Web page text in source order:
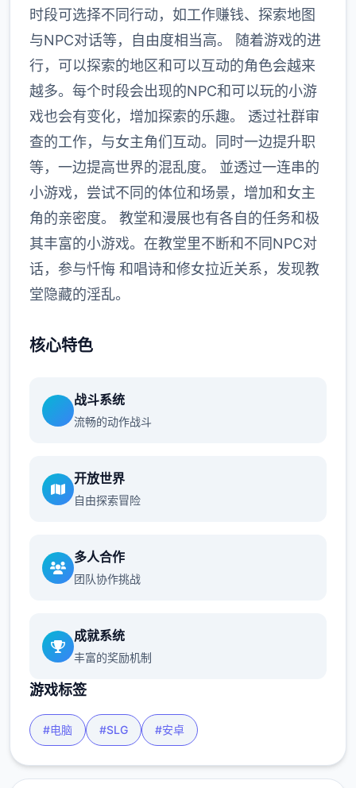
时段可选择不同行动，如工作赚钱、探索地图
与NPC对话等，自由度相当高。 随着游戏的进
行，可以探索的地区和可以互动的角色会越来
越多。每个时段会出现的NPC和可以玩的小游
戏也会有变化，增加探索的乐趣。 透过社群审
查的工作，与女主角们互动。同时一边提升职
等，一边提高世界的混乱度。 並透过一连串的
小游戏，尝试不同的体位和场景，增加和女主
角的亲密度。 教堂和漫展也有各自的任务和极
其丰富的小游戏。在教堂里不断和不同NPC对
话，参与忏悔 和唱诗和修女拉近关系，发现教
堂隐藏的淫乱。
核心特色
战斗系统
流畅的动作战斗
开放世界
自由探索冒险
多人合作
团队协作挑战
成就系统
丰富的奖励机制
游戏标签
#电脑 #SLG #安卓